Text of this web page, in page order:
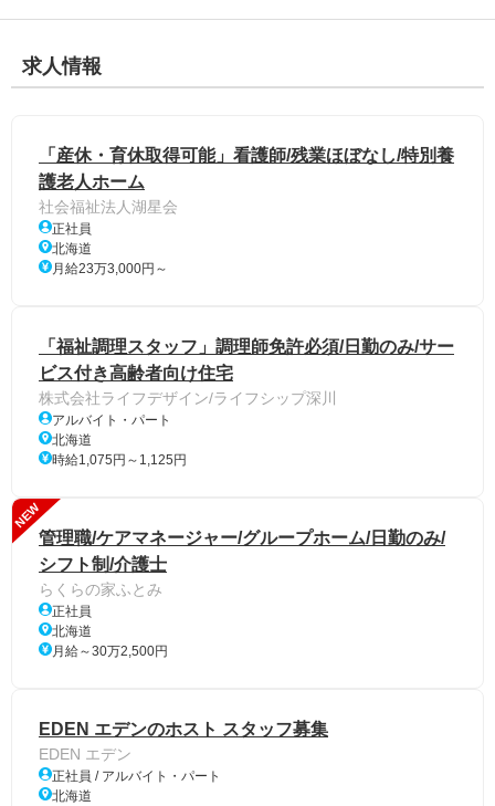
求人情報
「産休・育休取得可能」看護師/残業ほぼなし/特別養
護老人ホーム
社会福祉法人湖星会
正社員
北海道
月給23万3,000円～
「福祉調理スタッフ」調理師免許必須/日勤のみ/サー
ビス付き高齢者向け住宅
株式会社ライフデザイン/ライフシップ深川
アルバイト・パート
北海道
時給1,075円～1,125円
NEW
管理職/ケアマネージャー/グループホーム/日勤のみ/
シフト制/介護士
らくらの家ふとみ
正社員
北海道
月給～30万2,500円
EDEN エデンのホスト スタッフ募集
EDEN エデン
正社員 / アルバイト・パート
北海道